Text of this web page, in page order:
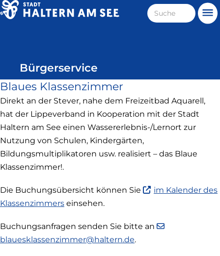
Direkt
zum
Suche
Bürgerservice
Blaues Klassenzimmer
Direkt an der Stever, nahe dem Freizeitbad Aquarell,
hat der Lippeverband in Kooperation mit der Stadt
Haltern am See einen Wassererlebnis-/Lernort zur
Nutzung von Schulen, Kindergärten,
Bildungsmultiplikatoren usw. realisiert – das Blaue
Klassenzimmer!.
Die Buchungsübersicht können Sie
im Kalender des
Klassenzimmers (Link
extern
und
öffnet
einsehen.
Buchungsanfragen senden Sie bitte an
blauesklassenzimmer@haltern.de.